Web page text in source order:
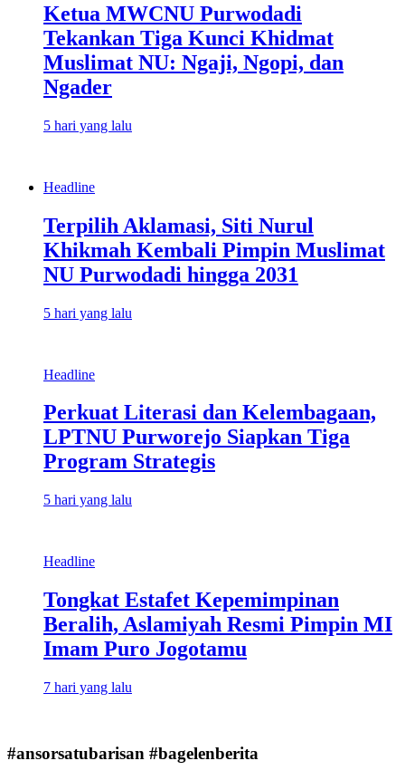
Ketua MWCNU Purwodadi
Tekankan Tiga Kunci Khidmat
Muslimat NU: Ngaji, Ngopi, dan
Ngader
5 hari yang lalu
Headline
Terpilih Aklamasi, Siti Nurul
Khikmah Kembali Pimpin Muslimat
NU Purwodadi hingga 2031
5 hari yang lalu
Headline
Perkuat Literasi dan Kelembagaan,
LPTNU Purworejo Siapkan Tiga
Program Strategis
5 hari yang lalu
Headline
Tongkat Estafet Kepemimpinan
Beralih, Aslamiyah Resmi Pimpin MI
Imam Puro Jogotamu
7 hari yang lalu
#ansorsatubarisan #bagelenberita